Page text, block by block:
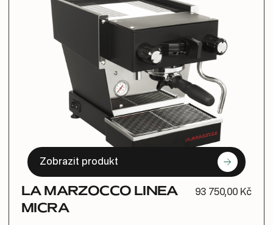
Zobrazit produkt
LA MARZOCCO LINEA
MICRA
93 750,00 Kč